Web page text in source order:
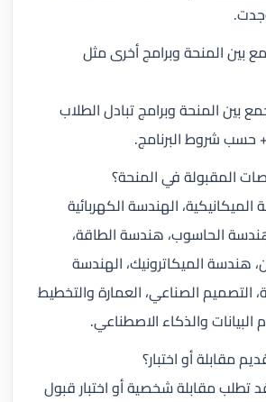
بين المنحة وبرامج أخرى مثل
بين المنحة وبرامج تبادل الطلاب
المقبولة في المنحة؟
الهندسة الكهربائية
هندسة الحاسوب، هندسة الطاقة،
هندسة الميكاترونيك، الهندسة
التصميم الصناعي، العمارة والتخطيط
والذكاء الاصطناعي.
مقابلة أو اختبار؟
تطلب مقابلة شخصية أو اختبار قبول